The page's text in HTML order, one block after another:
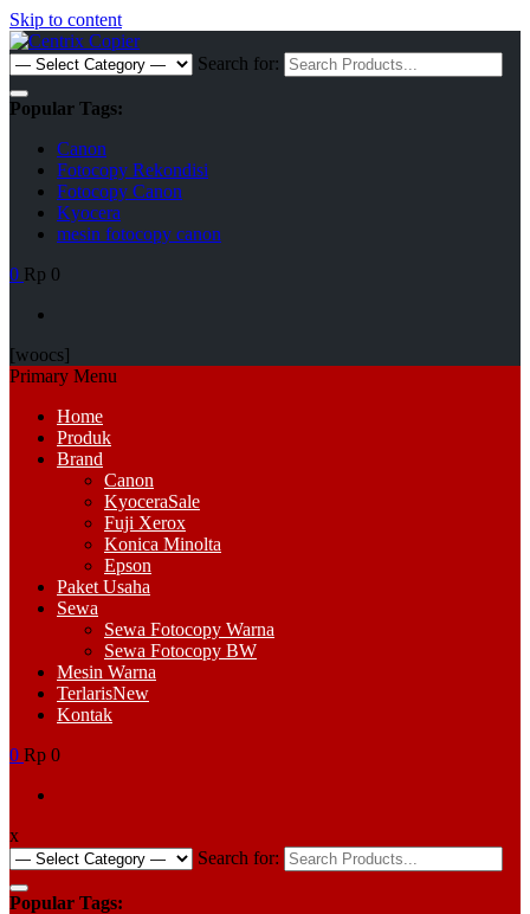
Skip to content
Search for:
Popular Tags:
Canon
Fotocopy Rekondisi
Fotocopy Canon
Kyocera
mesin fotocopy canon
0 Rp 0
[woocs]
Primary Menu
Home
Produk
Brand
Canon
KyoceraSale
Fuji Xerox
Konica Minolta
Epson
Paket Usaha
Sewa
Sewa Fotocopy Warna
Sewa Fotocopy BW
Mesin Warna
TerlarisNew
Kontak
0 Rp 0
x
Search for:
Popular Tags: